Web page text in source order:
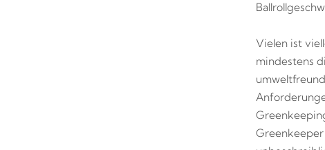
Vielen ist
mindestens